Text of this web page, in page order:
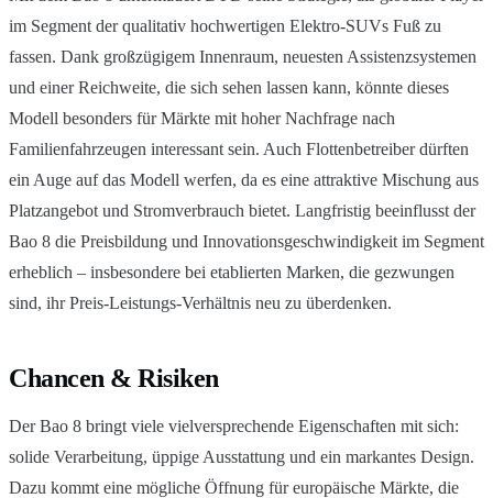
im Segment der qualitativ hochwertigen Elektro-SUVs Fuß zu
fassen. Dank großzügigem Innenraum, neuesten Assistenzsystemen
und einer Reichweite, die sich sehen lassen kann, könnte dieses
Modell besonders für Märkte mit hoher Nachfrage nach
Familienfahrzeugen interessant sein. Auch Flottenbetreiber dürften
ein Auge auf das Modell werfen, da es eine attraktive Mischung aus
Platzangebot und Stromverbrauch bietet. Langfristig beeinflusst der
Bao 8 die Preisbildung und Innovationsgeschwindigkeit im Segment
erheblich – insbesondere bei etablierten Marken, die gezwungen
sind, ihr Preis-Leistungs-Verhältnis neu zu überdenken.
Chancen & Risiken
Der Bao 8 bringt viele vielversprechende Eigenschaften mit sich:
solide Verarbeitung, üppige Ausstattung und ein markantes Design.
Dazu kommt eine mögliche Öffnung für europäische Märkte, die